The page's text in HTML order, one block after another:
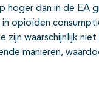
dan in de EA
opioïden
waarschijnlijk
manieren,